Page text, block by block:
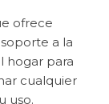
ofrece
a la
hogar para
cualquier
uso.